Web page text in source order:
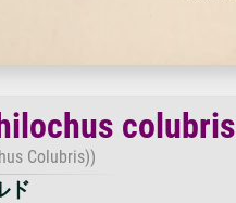
colubris
Colubris))
ド